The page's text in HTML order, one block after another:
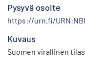
Pysyvä osoite
https://urn.fi/
Kuvaus
Suomen virallinen